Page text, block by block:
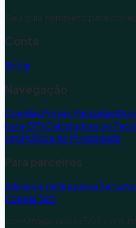
Seu guia completo para
Conta
Entrar
Navegação
CorridasProvas PassadasBlog
para GPXCalculadora de Pace
UsoPolítica de Privacidade
Para parceiros
Adicionar minha provaSer um
Corrida 360
contato@corrida360.com.br